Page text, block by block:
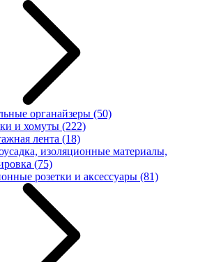
органайзеры (50)
и хомуты (222)
лента (18)
изоляционные материалы,
(75)
розетки и аксессуары (81)